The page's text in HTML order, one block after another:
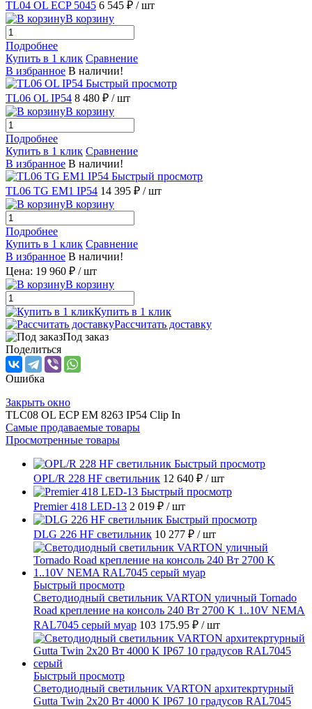
TL04 OL ECP 5045 6 545 ₽ / шт
В корзину
Подробнее
Купить в 1 клик Сравнение
В избранное В наличии!
Быстрый просмотр
TL06 OL IP54 8 480 ₽ / шт
В корзину
Подробнее
Купить в 1 клик Сравнение
В избранное В наличии!
Быстрый просмотр
TL06 TG EM1 IP54 14 395 ₽ / шт
В корзину
Подробнее
Купить в 1 клик Сравнение
В избранное В наличии!
Цена: 19 960 ₽ / шт
В корзину
Купить в 1 клик
Рассчитать доставку
Под заказ
Поделиться
Ошибка
Закрыть окно
TLC08 OL ECP EM 8263 IP54 Clip In
Самые продаваемые товары
Просмотренные товары
Быстрый просмотр
OPL/R 228 HF светильник 12 640 ₽ / шт
Быстрый просмотр
Premier 418 LED-13 2 019 ₽ / шт
Быстрый просмотр
DLG 226 HF светильник 10 277 ₽ / шт
Быстрый просмотр
Светодиодный светильник VARTON уличный Tornado
Road крепление на консоль 240 Вт 2700 K 1..10V NEMA
RAL7045 серый муар 103 175.95 ₽ / шт
Быстрый просмотр
Светодиодный светильник VARTON архитекртурный
Gutta Twin 2x20 Вт 4000 K IP67 10 градусов RAL7045